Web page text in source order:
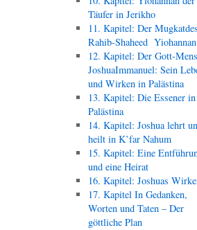
Täufer in Jerikho
11. Kapitel: Der
Rahib-Shaheed
12. Kapitel: Der Gott-
JoshuaImmanuel: Sein
und Wirken in Palästina
13. Kapitel: Die Essener in
Palästina
14. Kapitel: Joshua lehrt
heilt in K’far Nahum
15. Kapitel: Eine
und eine Heirat
16. Kapitel: Joshuas
17. Kapitel In Gedanken,
Worten und Taten – Der
göttliche Plan